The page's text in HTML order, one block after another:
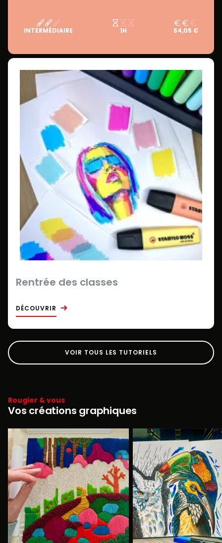
INTERMÉDIAIRE 1H 54,05 €
Rentrée des classes
DÉCOUVRIR
VOIR TOUS LES TUTORIELS
Rougier & vous
Vos créations graphiques